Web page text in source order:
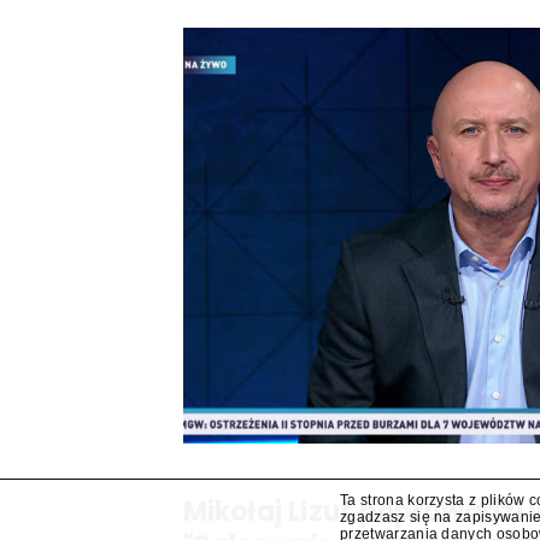
Mikołaj LizutTa strona korzysta z plików
zgadzasz się na
przetwarzania danych